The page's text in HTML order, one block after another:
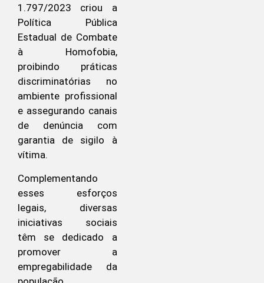
1.797/2023 criou a
Política Pública
Estadual de Combate
à Homofobia,
proibindo práticas
discriminatórias no
ambiente profissional
e assegurando canais
de denúncia com
garantia de sigilo à
vítima.
Complementando
esses esforços
legais, diversas
iniciativas sociais
têm se dedicado a
promover a
empregabilidade da